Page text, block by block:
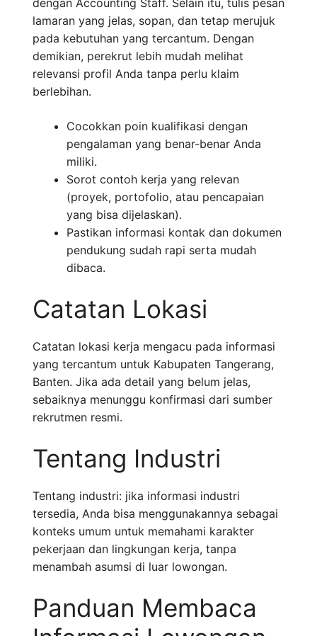
dengan Accounting Staff. Selain itu, tulis pesan
lamaran yang jelas, sopan, dan tetap merujuk
pada kebutuhan yang tercantum. Dengan
demikian, perekrut lebih mudah melihat
relevansi profil Anda tanpa perlu klaim
berlebihan.
Cocokkan poin kualifikasi dengan
pengalaman yang benar-benar Anda
miliki.
Sorot contoh kerja yang relevan
(proyek, portofolio, atau pencapaian
yang bisa dijelaskan).
Pastikan informasi kontak dan dokumen
pendukung sudah rapi serta mudah
dibaca.
Catatan Lokasi
Catatan lokasi kerja mengacu pada informasi
yang tercantum untuk Kabupaten Tangerang,
Banten. Jika ada detail yang belum jelas,
sebaiknya menunggu konfirmasi dari sumber
rekrutmen resmi.
Tentang Industri
Tentang industri: jika informasi industri
tersedia, Anda bisa menggunakannya sebagai
konteks umum untuk memahami karakter
pekerjaan dan lingkungan kerja, tanpa
menambah asumsi di luar lowongan.
Panduan Membaca